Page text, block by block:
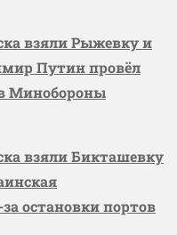
взяли Рыжевку и
Путин провёл
Минобороны
взяли Бикташевку
остановки портов